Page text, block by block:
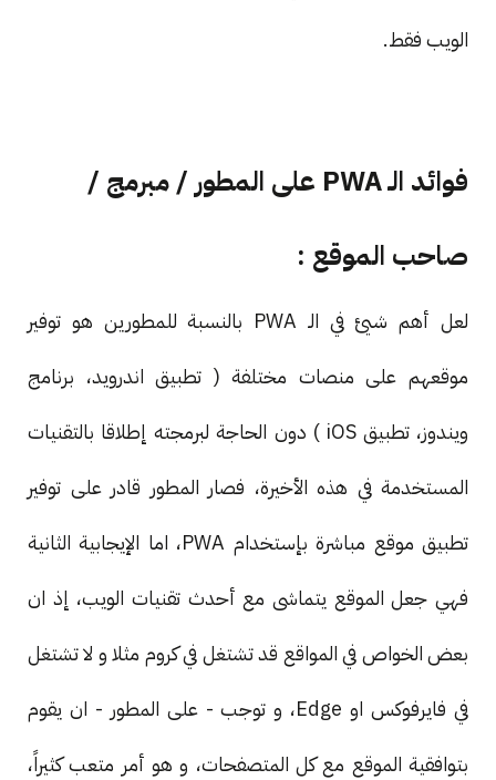
الويب فقط.
فوائد الـ PWA على المطور / مبرمج /
صاحب الموقع :
لعل أهم شيئ في الـ PWA بالنسبة للمطورين هو توفير
موقعهم على منصات مختلفة ( تطبيق اندرويد، برنامج
ويندوز، تطبيق iOS ) دون الحاجة لبرمجته إطلاقا بالتقنيات
المستخدمة في هذه الأخيرة، فصار المطور قادر على توفير
تطبيق موقع مباشرة بإستخدام PWA، اما الإيجابية الثانية
فهي جعل الموقع يتماشى مع أحدث تقنيات الويب، إذ ان
بعض الخواص في المواقع قد تشتغل في كروم مثلا و لا تشتغل
في فايرفوكس او Edge، و توجب - على المطور - ان يقوم
بتوافقية الموقع مع كل المتصفحات، و هو أمر متعب كثيراً،